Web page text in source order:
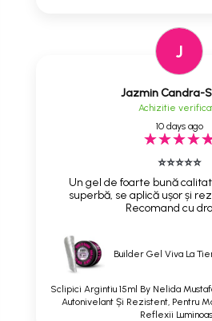
J
Jazmin Candra-
Achizitie
10 days ago
⭐⭐⭐⭐⭐
Un gel de foarte bună
superbă, se aplică ușor și
Recomand cu
Builder Gel Viva La
Sclipici Argintiu 15ml By Nelida
Autonivelant Și Rezistent, Pentru
Reflexii